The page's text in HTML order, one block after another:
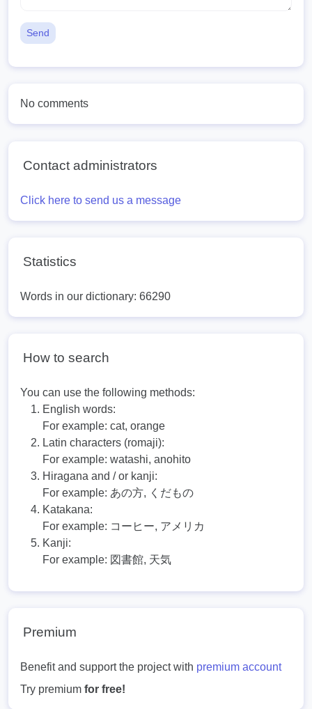
Send
No comments
Contact administrators
Click here to send us a message
Statistics
Words in our dictionary: 66290
How to search
You can use the following methods:
English words:
For example: cat, orange
Latin characters (romaji):
For example: watashi, anohito
Hiragana and / or kanji:
For example: あの方, くだもの
Katakana:
For example: コーヒー, アメリカ
Kanji:
For example: 図書館, 天気
Premium
Benefit and support the project with premium account
Try premium for free!